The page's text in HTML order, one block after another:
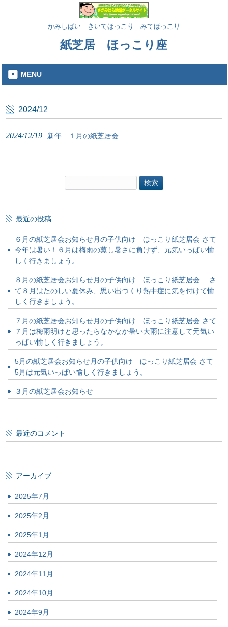
かみしばい きいてほっこり みてほっこり
紙芝居 ほっこり座
MENU
2024/12
2024/12/19 新年 １月の紙芝居会
索:
最近の投稿
６月の紙芝居会お知らせ月の子供向け ほっこり紙芝居会 さて
今年は暑い！６月は梅雨の蒸し暑さに負けず、元気いっぱい愉
しく行きましょう。
８月の紙芝居会お知らせ月の子供向け ほっこり紙芝居会 さ
て８月はたのしい夏休み、思い出つくり熱中症に気を付けて愉
しく行きましょう。
７月の紙芝居会お知らせ月の子供向け ほっこり紙芝居会 さて
７月は梅雨明けと思ったらなかなか暑い大雨に注意して元気い
っぱい愉しく行きましょう。
5月の紙芝居会お知らせ月の子供向け ほっこり紙芝居会 さて
5月は元気いっぱい愉しく行きましょう。
３月の紙芝居会お知らせ
最近のコメント
アーカイブ
2025年7月
2025年2月
2025年1月
2024年12月
2024年11月
2024年10月
2024年9月